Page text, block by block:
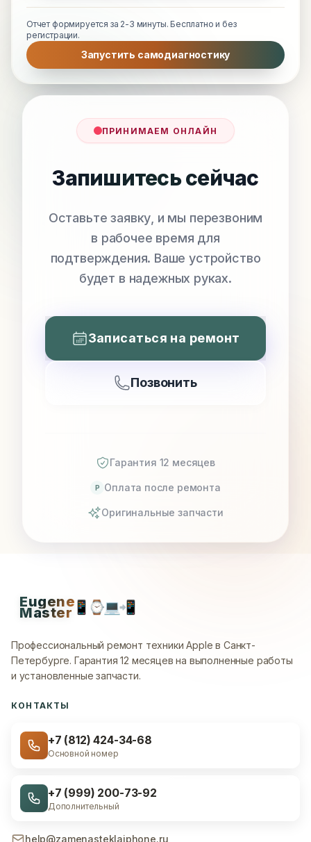
Отчет формируется за 2-3 минуты. Бесплатно и без
регистрации.
Запустить самодиагностику
ПРИНИМАЕМ ОНЛАЙН
Запишитесь сейчас
Оставьте заявку, и мы перезвоним
в рабочее время для
подтверждения. Ваше устройство
будет в надежных руках.
Записаться на ремонт
Позвонить
Гарантия 12 месяцев
P Оплата после ремонта
Оригинальные запчасти
Eugene
Master📱 ⌚💻📲
Профессиональный ремонт техники Apple в Санкт-
Петербурге. Гарантия 12 месяцев на выполненные работы
и установленные запчасти.
КОНТАКТЫ
+7 (812) 424-34-68
Основной номер
+7 (999) 200-73-92
Дополнительный
help@zamenasteklaiphone.ru